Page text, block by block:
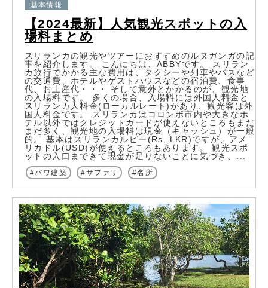
【2024最新】人気観光スポットの入
場料まとめ
基本情報
スリランカの観光やツアーにおすすめのルヌガンガの記
事を紹介します。 こんにちは、ABBYです。 スリラン
カ旅行でかかる主な費用は、タクシーや列車やバスなど
の交通費、ホテルやゲストハウスなどの宿泊費、食事
代、お土産代・・・ そして意外とかかるのが、観光地
の入場料です。 多くの場合、入場料には外国人料金と
スリランカ人料金(ローカルレート)があり、観光客は外
国人料金です。 スリランカはコロンボ市内や大きなホ
テル以外ではクレジットカードが使えないところもまだ
まだ多く、観光地の入場料は現金（キャッシュ）が一般
的。 基本はスリランカルピー(Rs, LKR)ですが、アメ
リカドル(USD)が使えるところもあります。 観光スポ
ットの入口まできて現金が足りないことに気づき、...
バワ建築 サファリ 名所